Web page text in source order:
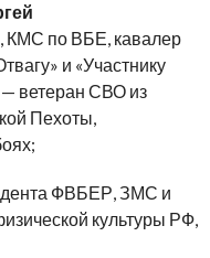
КМС по ВБЕ, кавалер
и «Участнику
ветеран СВО из
Пехоты,
ФВБЕР, ЗМС и
культуры РФ,